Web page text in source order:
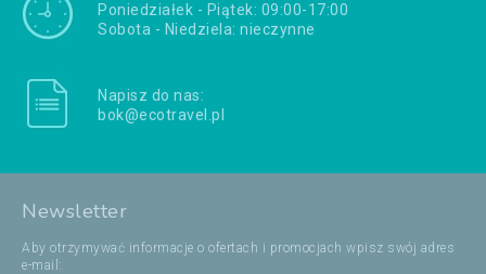
Poniedziałek - Piątek: 09:00-17:00
Sobota - Niedziela: nieczynne
Napisz do nas:
bok@ecotravel.pl
Newsletter
Aby otrzymywać informacje o ofertach i promocjach wpisz swój adres
e-mail: